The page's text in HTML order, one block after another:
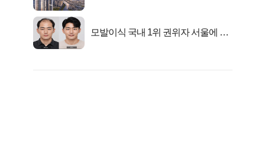
모발이식 국내 1위 권위자 서울에 있